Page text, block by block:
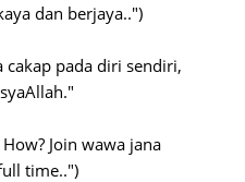
dan berjaya..")
cakap pada diri sendiri,
Join wawa jana
time..")